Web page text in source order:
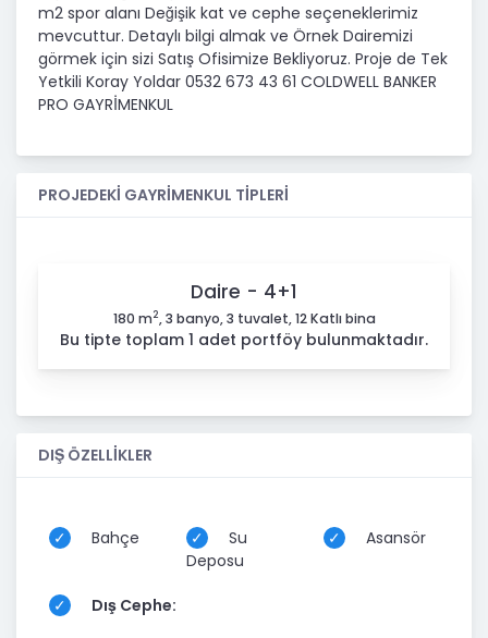
m2 spor alanı Değişik kat ve cephe seçeneklerimiz
mevcuttur. Detaylı bilgi almak ve Örnek Dairemizi
görmek için sizi Satış Ofisimize Bekliyoruz. Proje de Tek
Yetkili Koray Yoldar 0532 673 43 61 COLDWELL BANKER
PRO GAYRİMENKUL
PROJEDEKİ GAYRİMENKUL TİPLERİ
Daire - 4+1
180 m2, 3 banyo, 3 tuvalet, 12 Katlı bina
Bu tipte toplam 1 adet portföy bulunmaktadır.
DIŞ ÖZELLİKLER
Bahçe
Su
Deposu
Asansör
Dış Cephe: